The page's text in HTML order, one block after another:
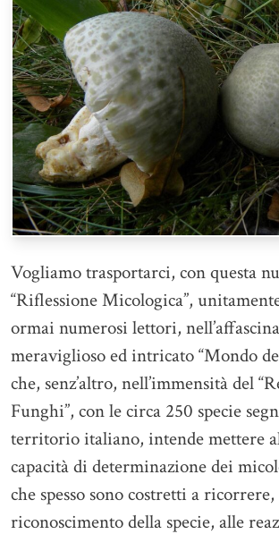
Vogliamo trasportarci, con questa
“Riflessione Micologica”,
ormai numerosi lettori,
meraviglioso ed intricato “Mondo
che, senz’altro, nell’immensità del
Funghi”, con le circa 250 specie
territorio italiano, intende mettere
capacità di determinazione dei
che spesso sono costretti a
riconoscimento della specie, alle